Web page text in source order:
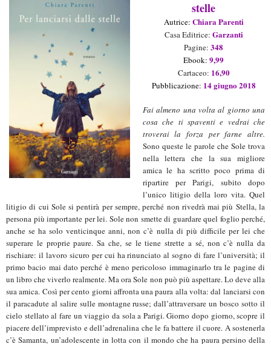
stelle
Autrice: Chiara Parenti
Casa Editrice: Garzanti
Pagine:348
Ebook: 9,99
Cartaceo: 16,90
Pubblicazione: 14 giugno2018
Fai almeno una volta al giorno una
cosa che ti spaventi e vedrai che
troverai la forza per farne altre.
Sono queste le parole che Sole trova
nella lettera che la sua migliore
amica le ha scritto poco prima di
ripartire per Parigi, subito dopo
l’unico litigio della loro vita. Quel
litigio di cui Sole si pentirà per sempre, perché non rivedrà mai più Stella, la
persona più importante per lei. Sole non smette di guardare quel foglio perché,
anche se ha solo venticinque anni, non c’è nulla di più difficile per lei che
superare le proprie paure. Sa che, se le tiene strette a sé, non c’è nulla da
rischiare: il lavoro sicuro per cui ha rinunciato al sogno di fare l’università; il
primo bacio mai dato perché è meno pericoloso immaginarlo tra le pagine di
un libro che viverlo realmente. Ma ora Sole non può più aspettare. Lo deve alla
sua amica. Così per cento giorni affronta una paura alla volta: dal lanciarsi con
il paracadute al salire sulle montagne russe; dall’attraversare un bosco sotto il
cielo stellato al fare un viaggio da sola a Parigi. Giorno dopo giorno, scopre il
piacere dell’imprevisto e dell’adrenalina che le fa battere il cuore. A sostenerla
c’è Samanta, un’adolescente in lotta con il mondo che ha paura persino della